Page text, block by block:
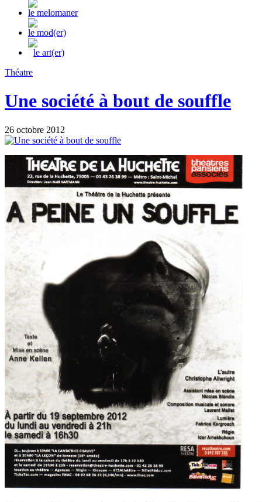
le melomaner
le mod(er)
le art(er)
Théatre
Une société à bout de souffle
26 octobre 2012